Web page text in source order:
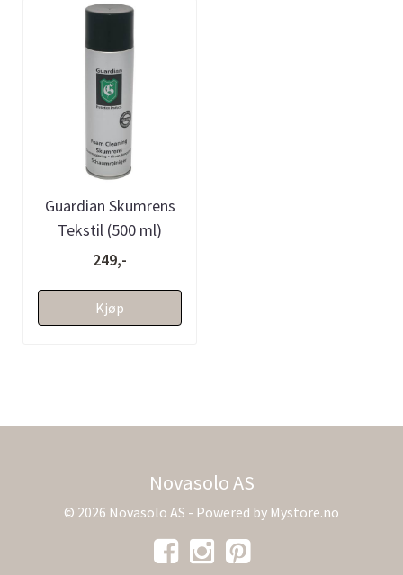
Guardian Skumrens
Tekstil (500 ml)
249,-
Kjøp
Novasolo AS
© 2026 Novasolo AS - Powered by Mystore.no